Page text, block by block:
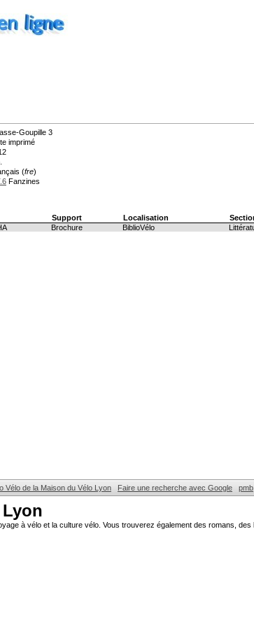
Goupille 3
imprimé
(fre)
Fanzines
Support Localisation
Brochure BiblioVélo
Vélo de la Maison du Vélo Lyon Faire une recherche avec Google pmb
à vélo et la culture vélo. Vous trouverez également des romans,